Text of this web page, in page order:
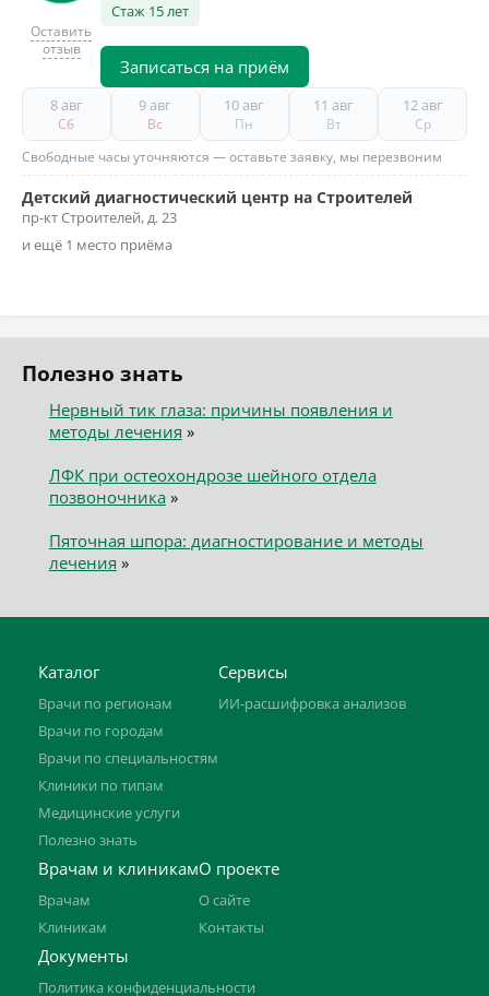
Оставить
отзыв
Стаж 15 лет
Записаться на приём
8 авг
Сб
9 авг
Вс
10 авг
Пн
11 авг
Вт
12 авг
Ср
Свободные часы уточняются — оставьте заявку, мы перезвоним
Детский диагностический центр на Строителей
пр-кт Строителей, д. 23
и ещё 1 место приёма
Полезно знать
Нервный тик глаза: причины появления и
методы лечения »
ЛФК при остеохондрозе шейного отдела
позвоночника»
Пяточная шпора: диагностирование и методы
лечения »
Каталог
Врачи по регионам
Врачи по городам
Врачи по специальностям
Клиники по типам
Медицинские услуги
Полезно знать
Сервисы
ИИ-расшифровка анализов
Врачам и клиникам
Врачам
Клиникам
О проекте
О сайте
Контакты
Документы
Политика конфиденциальности